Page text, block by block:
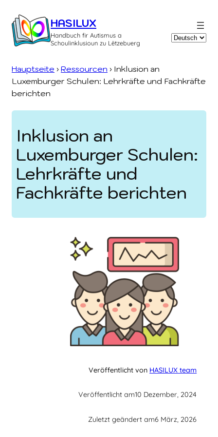
Inhalt
springen
HASILUX
Handbuch fir Autismus a
Schoulinklusioun zu Lëtzebuerg
Sprache
Hauptseite ›Ressourcen › Inklusion an
Luxemburger Schulen: Lehrkräfte und Fachkräfte
berichten
Inklusion an
Luxemburger Schulen:
Lehrkräfte und
Fachkräfte berichten
Veröffentlicht von HASILUX team
Veröffentlicht am10 Dezember, 2024
Zuletzt geändert am6 März, 2026